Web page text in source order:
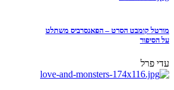
מורטל קומבט הסרט – הפאנסרביס משתלט
על הסיפור
עדי פרל